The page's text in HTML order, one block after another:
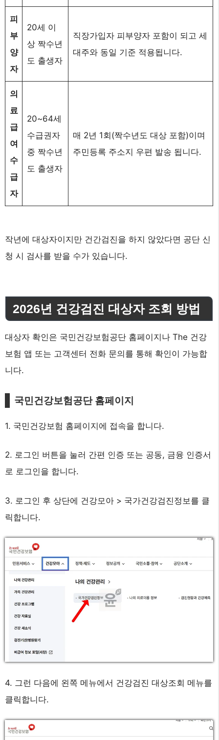
피
부
양
자
20세 이
상 짝수년
도 출생자
직장가입자 피부양자 포함이 되고 세
대주와 동일 기준 적용​됩니다.
의
료
급
여
수
급
자
20~64세
수급권자
중 짝수년
도 출생자
매 2년 1회(짝수년도 대상 포함)이며
주민등록 주소지 우편 발송 됩니다.
작년에 대상자이지만 건간검진을 하지 않았다면 공단 신
청 시 검사를 받을 수가 있습니다.
2026년 건강검진 대상자 조회 방법
대상자 확인은 국민건강보험공단 홈페이지나 The 건강
보험 앱 또는 고객센터 전화 문의를 통해 확인이 가능합
니다.
국민건강보험공단 홈페이지
1. 국민건강보험 홈페이지에 접속을 합니다.
2. 로그인 버튼을 눌러 간편 인증 또는 공동, 금융 인증서
로 로그인을 합니다.
3. 로그인 후 상단에 건강모아 > 국가건강검진정보를 클
릭합니다.
4. 그런 다음에 왼쪽 메뉴에서 건강검진 대상조회 메뉴를
클릭합니다.